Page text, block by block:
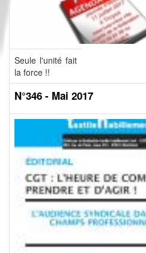
Seule l'unité fait
la force !!
N°346 - Mai 2017